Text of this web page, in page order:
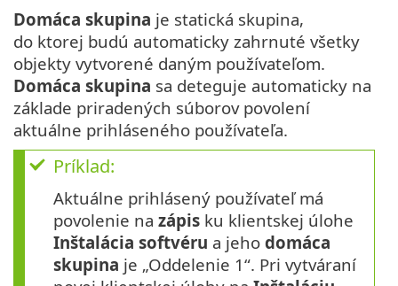
Domáca skupina je statická skupina,
do ktorej budú automaticky zahrnuté všetky
objekty vytvorené daným používateľom.
Domáca skupina sa deteguje automaticky na
základe priradených súborov povolení
aktuálne prihláseného používateľa.
Príklad:
Aktuálne prihlásený používateľ má
povolenie na zápis ku klientskej úlohe
Inštalácia softvéru a jeho domáca
skupina je „Oddelenie 1“. Pri vytváraní